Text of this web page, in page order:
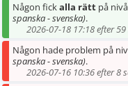
Någon fickalla rätt på nivå
spanska - svenska).
2026-07-18 17:18 efter
Någon hade problem på
spanska - svenska).
2026-07-16 10:36 efter 8